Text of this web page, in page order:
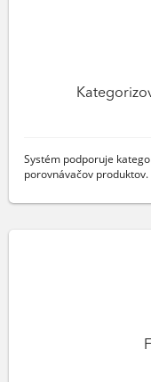
Systém podporuje
porovnávačov produktov.